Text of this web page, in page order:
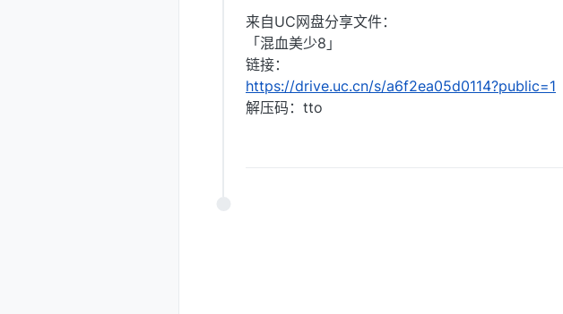
来自UC网盘分享文件：
「混血美少8」
链接：
https://drive.uc.cn/s/a6f2ea05d0114?public=1
解压码：tto